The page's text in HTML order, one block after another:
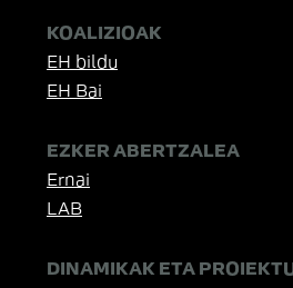
KOALIZIOAK
EH bildu
EH Bai
EZKER ABERTZALEA
Ernai
LAB
DINAMIKAK ETA